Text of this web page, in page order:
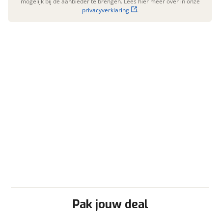
Bandenspanningscontrole
Televisie
TelevisiebeugelPak jouw deal
privacyverklaring
.